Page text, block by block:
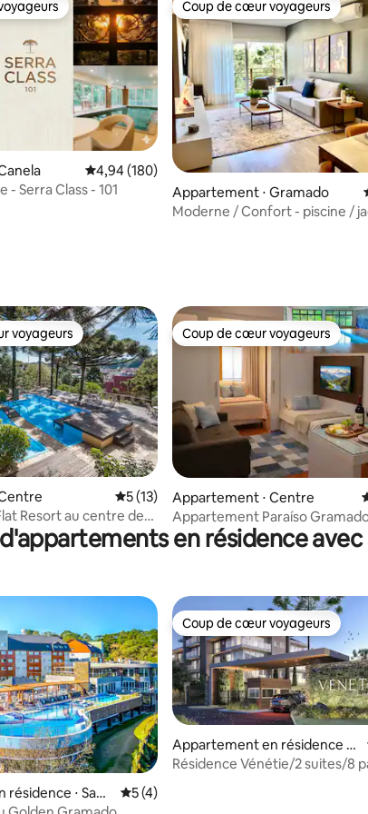
de 100 commentaires : 4,97 sur 5
Évaluation moyenne sur la base de 180
4,94 (180)
- Serra Class - 101
Coup de cœur voyageurs
Coup de cœur voyageurs
Appartement ⋅ Gramado
Moderne / Confort - piscine /
base de 9 commentaires : 5 sur 5
les plus appréciés
voyageurs
Évaluation moyenne sur la base de 13
5 (13)
Resort au centre de
Coup de cœur voyageurs
Coup de cœur voyageurs
Appartement ⋅ Centre
Appartement Paraíso
de la Rua Coberta
en résidence avec
⋅ Sant
Évaluation moyenne sur la base de 4
5 (4)
Coup de cœur voyageurs
Coup de cœur voyageurs
Appartement en résidence ⋅
Gramado
Résidence Vénétie/2 suites/8